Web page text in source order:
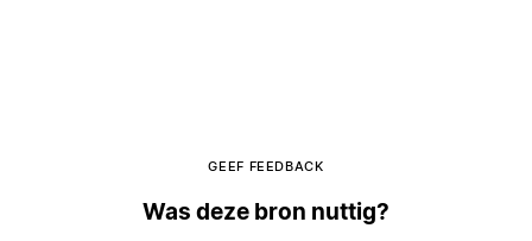
GEEF FEEDBACK
Was deze bron nuttig?